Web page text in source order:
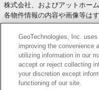
株式会社、およびアットホー
各物件情報の内容や画像等は
す。
お取引等（お取引の準備、資
や契約条件等について、 各情
身でご確認の上、判断してく
このコーナーへの物件情報の
ョン等についての不動産会社
します。
GeoTechnologies, Inc.
improving the convenience
utilizing information in our
accept or reject collecting
your discretion except
functioning of our site.